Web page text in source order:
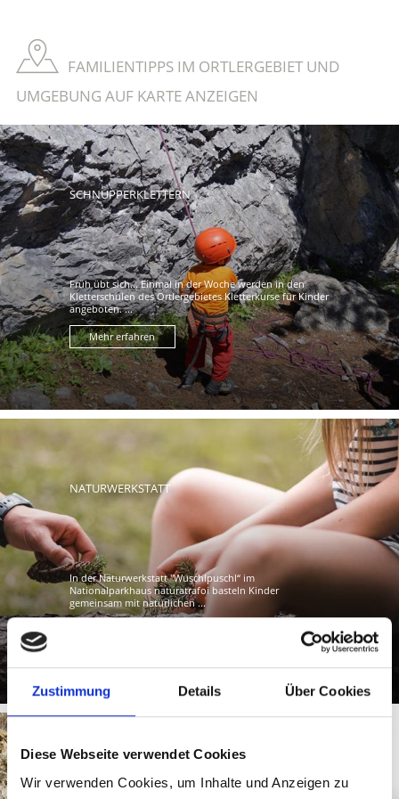
Zustimmung Details Über Cookies
Diese Webseite verwendet Cookies
Wir verwenden Cookies, um Inhalte und Anzeigen zu
FAMILIENTIPPS IM ORTLERGEBIET UND
UMGEBUNG AUF KARTE ANZEIGEN
SCHNUPPERKLETTERN
Früh übt sich... Einmal in der Woche werden in den
Kletterschulen des Ortlergebietes Kletterkurse für Kinder
angeboten. ...
Mehr erfahren
NATURWERKSTATT
In der Naturwerkstatt "Wuschlpuschl“ im
Nationalparkhaus naturatrafoi basteln Kinder
gemeinsam mit natürlichen ...
KLETTERPARK TRAFOI